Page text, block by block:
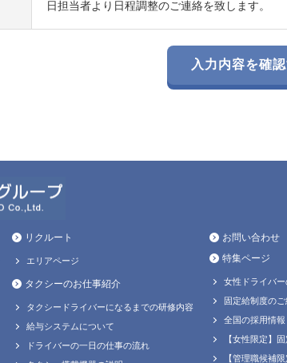
日担当者より日程調整のご連絡を致します。
リクルート
エリアページ
タクシーのお仕事紹介
タクシードライバーになるまでの研修内容
給与システムについて
ドライバーの一日の仕事の流れ
お問い合わせ
特集ページ
女性ドライバ
固定給制度の
全国の採用情報
【女性限定】
【管理職候補